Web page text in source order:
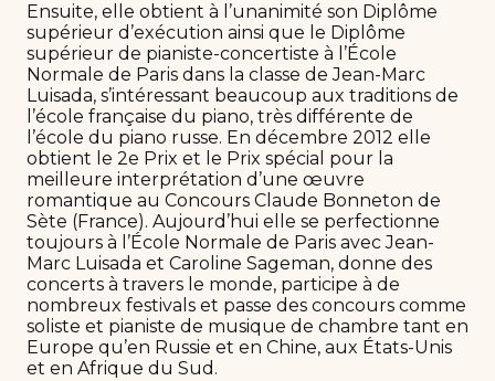
Ensuite, elle obtient à l’unanimité son Diplôme
supérieur d’exécution ainsi que le Diplôme
supérieur de pianiste-concertiste à l’École
Normale de Paris dans la classe de Jean-Marc
Luisada, s’intéressant beaucoup aux traditions de
l’école française du piano, très différente de
l’école du piano russe. En décembre 2012 elle
obtient le 2e Prix et le Prix spécial pour la
meilleure interprétation d’une œuvre
romantique au Concours Claude Bonneton de
Sète (France). Aujourd’hui elle se perfectionne
toujours à l’École Normale de Paris avec Jean-
Marc Luisada et Caroline Sageman, donne des
concerts à travers le monde, participe à de
nombreux festivals et passe des concours comme
soliste et pianiste de musique de chambre tant en
Europe qu’en Russie et en Chine, aux États-Unis
et en Afrique du Sud.